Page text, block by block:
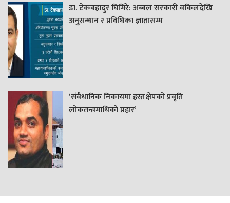
डा. टेकबहादुर घिमिरे: अब्बल सरकारी वकिलदेखि
अनुसन्धान र प्रविधिका ज्ञातासम्म
‘संवैधानिक निकायमा हस्तक्षेपको प्रवृति
लोकतन्त्रमाथिको प्रहार’